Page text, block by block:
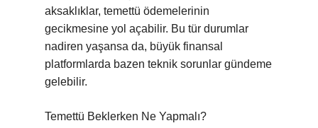
aksaklıklar, temettü ödemelerinin
gecikmesine yol açabilir. Bu tür durumlar
nadiren yaşansa da, büyük finansal
platformlarda bazen teknik sorunlar gündeme
gelebilir.
Temettü Beklerken Ne Yapmalı?